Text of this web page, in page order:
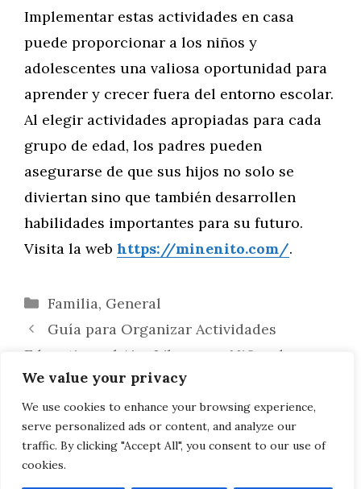
We value your privacy
We use cookies to enhance your browsing experience,
serve personalized ads or content, and analyze our
traffic. By clicking "Accept All", you consent to our use of
cookies.
Implementar estas actividades en casa
puede proporcionar a los niños y
adolescentes una valiosa oportunidad para
aprender y crecer fuera del entorno escolar.
Al elegir actividades apropiadas para cada
grupo de edad, los padres pueden
asegurarse de que sus hijos no solo se
diviertan sino que también desarrollen
habilidades importantes para su futuro.
Visita la web https://minenito.com/.
Categorías
Familia, General
Guía para Organizar Actividades
Educativas al Aire Libre para Niños de
Todas las Edades
Actividades Educativas Ideales Para
Cada Etapa de la Infancia en la Escuela